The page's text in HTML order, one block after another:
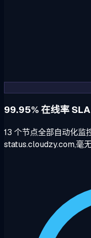
99.95% 在线率 SLA
13 个节点全部自动化监
status.cloudzy.com,毫无